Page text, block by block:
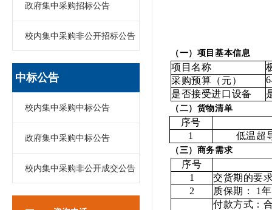
政府集中采购招标公告
校内集中采购非公开招标公告
中标公告
校内集中采购中标公告
政府集中采购中标公告
校内集中采购非公开成交公告
（一）项目基本信息
项目名称
采购预算（元）
是否接受进口设备
（二）货物清单
序号
1
低温超
（三）商务需求
序号
1
交货期的要
2
质保期： 1年
付款方式：